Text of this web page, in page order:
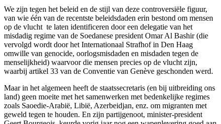
We zijn tegen het beleid en de stijl van deze controversiële figuur,
van wie één van de recentste beleidsdaden erin bestond om mensen
op de vlucht te laten identificeren door een delegatie van het
misdadig regime van de Soedanese president Omar Al Bashir (die
vervolgd wordt door het Internationaal Strafhof in Den Haag
omwille van genocide, oorlogsmisdaden en misdaden tegen de
menselijkheid) waarvoor die mensen precies op de vlucht zijn,
waarbij artikel 33 van de Conventie van Genève geschonden werd.
Maar in het algemeen heeft de staatssecretaris (en bij uitbreiding ons
land) geen moeite met het samenwerken met bedenkelijke regimes
zoals Saoedie-Arabië, Libië, Azerbeidjan, enz. om migranten met
geweld tegen te houden. En zijn partijgenoot, minister-president